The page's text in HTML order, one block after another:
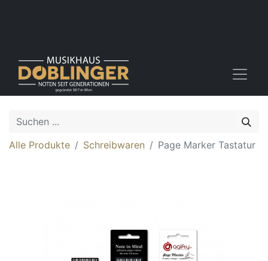
Alle Produkte Schreibwaren Page Marker Tastatur